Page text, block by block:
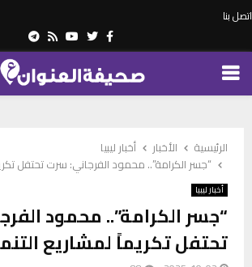
اتصل بنا
Facebook
Twitter
Youtube
Rss
PRIMARY
الرئيسية الأخبار
أخبار ليبيا
“جسر الكرامة”.. محمود الفرجاني: سرت تحتفل
أخبار ليبيا
“جسر الكرامة”.. محمود
تحتفل تكريماً لمشاريع